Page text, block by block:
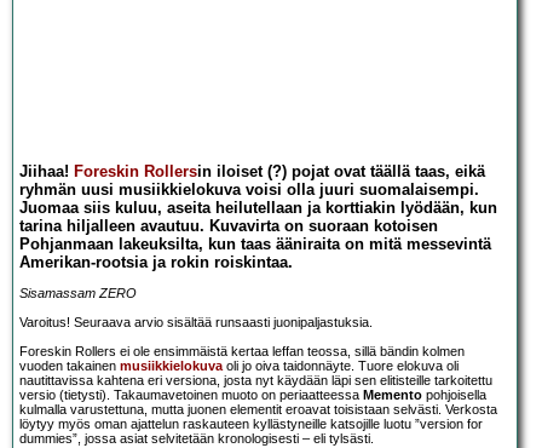
Jiihaa! Foreskin Rollersin iloiset (?) pojat ovat täällä taas, eikä
ryhmän uusi musiikkielokuva voisi olla juuri suomalaisempi.
Juomaa siis kuluu, aseita heilutellaan ja korttiakin lyödään, kun
tarina hiljalleen avautuu. Kuvavirta on suoraan kotoisen
Pohjanmaan lakeuksilta, kun taas ääniraita on mitä messevintä
Amerikan-rootsia ja rokin roiskintaa.
Sisamassam ZERO
Varoitus! Seuraava arvio sisältää runsaasti juonipaljastuksia.
Foreskin Rollers ei ole ensimmäistä kertaa leffan teossa, sillä bändin kolmen
vuoden takainen musiikkielokuvaoli jo oiva taidonnäyte. Tuore elokuva oli
nautittavissa kahtena eri versiona, josta nyt käydään läpi sen elitisteille tarkoitettu
versio (tietysti). Takaumavetoinen muoto on periaatteessa Memento pohjoisella
kulmalla varustettuna, mutta juonen elementit eroavat toisistaan selvästi. Verkosta
löytyy myös oman ajattelun raskauteen kyllästyneille katsojille luotu ”version for
dummies”, jossa asiat selvitetään kronologisesti – eli tylsästi.